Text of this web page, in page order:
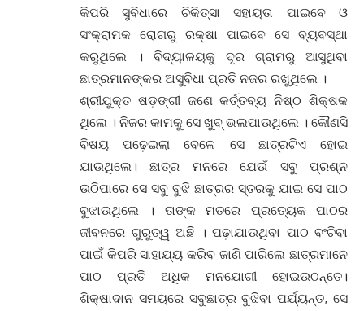
କିପରି ସୁବିଧାରେ ଚିକିତ୍ସା ସହାୟତା ପାଇବେ ଓ
ସଂକ୍ରାମକ ରୋଗରୁ ରକ୍ଷା ପାଇବେ ସେ ବ୍ୟବସ୍ଥା
କରୁଥିଲେ । ବିଦ୍ୟାଳୟକୁ ଦୂର ଗ୍ରାମରୁ ଆସୁଥିବା
ଛାତ୍ରମାନଙ୍କର ଅସୁବିଧା ପ୍ରତି ନଜର ରଖୁଥିଲେ ।
ଶ୍ରୀଯୁକ୍ତ ଷଡ଼ଙ୍ଗୀ ଜଣେ କର୍ତ୍ତବ୍ୟ ନିଷ୍ଠ ଶିକ୍ଷକ
ଥିଲେ । ନିଜର କାମକୁ ସେ ଖୁବ୍ ଭଲପାଉଥିଲେ । କୌଣସି
ବିଷୟ ପଢ଼େଇଲା ବେଳେ ସେ ଛାତ୍ରଟିଏ ହୋଇ
ଯାଉଥିଲେ। ଛାତ୍ର ମନରେ ଯେଉଁ ସବୁ ପ୍ରଶ୍ନ
ଉଠିପାରେ ସେ ସବୁ ବୁଝି ଛାତ୍ରର ସ୍ତରକୁ ଯାଇ ସେ ପାଠ
ବୁଝାଉଥିଲେ । ତାଙ୍କ ମତରେ ପ୍ରତ୍ୟେକ ପାଠର
ଜୀବନରେ ଗୁରୁତ୍ୱ ଅଛି । ପଢ଼ାଯାଉଥିବା ପାଠ ବଂଚିବା
ପାଇଁ କିପରି ସାହାଯ୍ୟ କରିବ ଜାଣି ପାରିଲେ ଛାତ୍ରମାନେ
ପାଠ ପ୍ରତି ଅଧିକ ମନଯୋଗୀ ହୋଇଉଠନ୍ତେ।
ଶିକ୍ଷାଦାନ ସମୟରେ ସବୁଛାତ୍ର ବୁଝିବା ପର୍ଯ୍ୟନ୍ତ, ସେ